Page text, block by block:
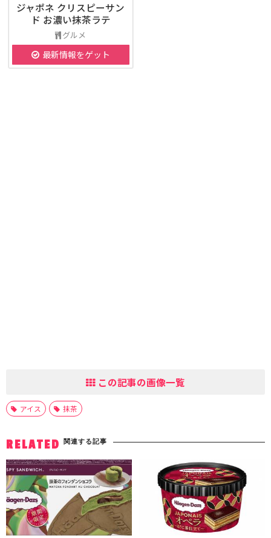
ジャポネ クリスピーサン
ド お濃い抹茶ラテ
グルメ
最新情報をゲット
この記事の画像一覧
アイス 抹茶
RELATED 関連する記事